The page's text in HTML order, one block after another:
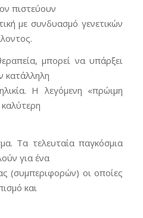
πιστεύουν
με συνδυασμό γενετικών
μπορεί να υπάρξει
κατάλληλη
Η λεγόμενη «πρώιμη
Τα τελευταία παγκόσμια
για ένα
(συμπεριφορών) οι οποίες
και